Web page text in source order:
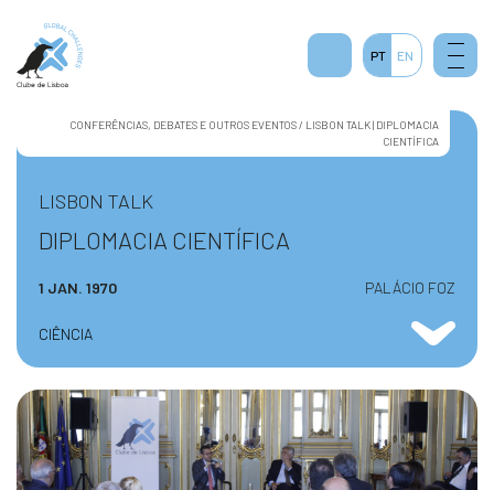
CONFERÊNCIAS, DEBATES E OUTROS EVENTOS / LISBON TALK | DIPLOMACIA
CIENTÍFICA
LISBON TALK
DIPLOMACIA CIENTÍFICA
1 JAN. 1970 PALÁCIO FOZ
CIÊNCIA
PT EN